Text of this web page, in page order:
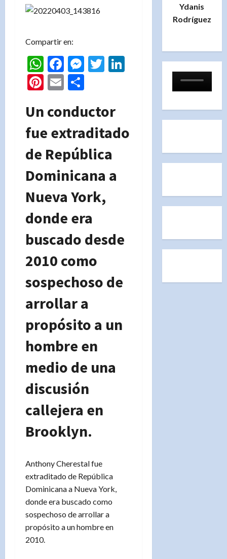
Compartir en:
WhatsApp
Facebook
Messenger
TwitterLinkedIn
Pinterest
Email
Un conductor
fue extraditado
de República
Dominicana a
Nueva York,
donde era
buscado desde
2010 como
sospechoso de
arrollar a
propósito a un
hombre en
medio de una
discusión
callejera en
Brooklyn.
Anthony Cherestal fue
extraditado de República
Dominicana a Nueva York,
donde era buscado como
sospechoso de arrollar a
propósito a un hombre en
2010.
Ydanis
Rodríguez